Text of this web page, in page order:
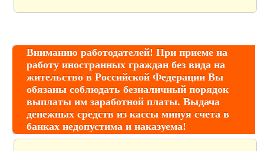
Вниманию работодателей! При приеме на
работу иностранных граждан без вида на
жительство в Российской Федерации Вы
обязаны соблюдать безналичный порядок
выплаты им заработной платы. Выдача
денежных средств из кассы минуя счета в
банках недопустима и наказуема!